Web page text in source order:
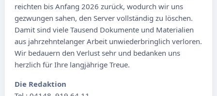
reichten bis Anfang 2026 zurück, wodurch wir uns
gezwungen sahen, den Server vollständig zu löschen.
Damit sind viele Tausend Dokumente und Materialien
aus jahrzehntelanger Arbeit unwiederbringlich verloren.
Wir bedauern den Verlust sehr und bedanken uns
herzlich für Ihre langjährige Treue.
Die Redaktion